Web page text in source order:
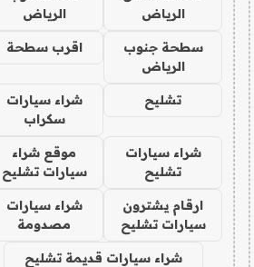
الرياض
الرياض
سطحة جنوب
الرياض
اقرب سطحة
تشليح
شراء سيارات
سكراب
شراء سيارات
تشليح
موقع شراء
سيارات تشليح
ارقام يشترون
سيارات تشليح
شراء سيارات
مصدومة
شراء سيارات قديمة تشليح